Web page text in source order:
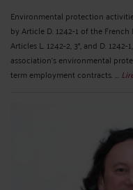
Environmental protection
by Article D. 1242-1 of the
Articles L. 1242-2, 3°, and D.
association's environmental
term employment contracts. ...